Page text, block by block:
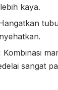
kaya.
Kombinasi
sangat